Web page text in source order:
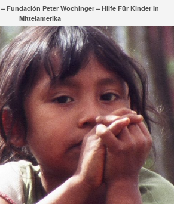
Fundación Peter Wochinger – Hilfe Für Kinder In
Mittelamerika